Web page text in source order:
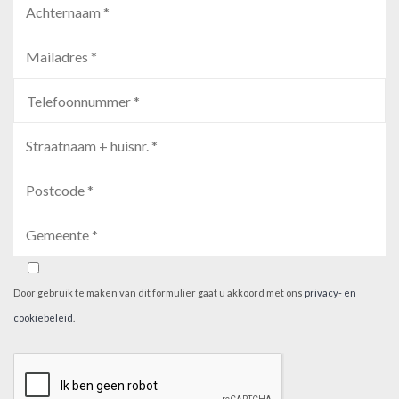
Door gebruik te maken van dit formulier gaat u akkoord met ons privacy- en
cookiebeleid